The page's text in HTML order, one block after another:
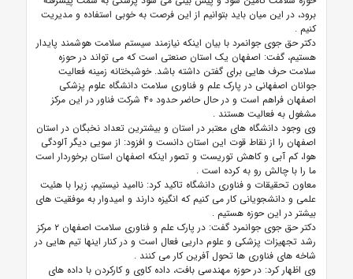
برود، در این میان باید بتوانیم از این فرصت به خوبی استفاده و مدیریت
کنیم .
دکتر حق جوی جوانمرد با بیان اینکه نیازمند سیستم سلامت هوشمند پایدار
هستیم، گفت: اصفهان یک استان صنعتی است که می تواند در حوزه
سلامت حرف هایی برای گفتن داشته باشد. خوشبختانه زمینه فعالیت
جوانان اصفهانی در پارک علم و فناوری سلامت دانشگاه علوم پزشکی
اصفهان فراهم است و در حال حاضر حدود ۴۰ شرکت فناور در این مرکز
مشغول به فعالیت هستند .
وی وجود دانشگاه های معتبر در استان و بیشترین تعداد نخبگان در استان
اصفهان را از نقاط قوت این استان دانست و افزود: از سویی دیگر آلودگی
هوا، کم آبی و کاهش توریست و تصور اینکه اصفهان استان برخوردار است
ما را با چالش رو به کرده است .
معاون تحقیقات و فناوری دانشگاه تاکید کرد: ناامید نیستیم، زیرا با هئیت
علمی و دانشجویانی کار می کنیم که انگیزه دارند و امیدوار به موفقیت های
بیشتر در این حوزه هستیم .
دکتر حق جوی جوانمرد گفت: در پارک علم و فناوری سلامت اصفهان ۲ مرکز
رشد تجهیزات پزشکی و علوم داریی فعال است و در کنار اینها تیم هایی در
شاخه های فناوری ها تحول آفرین کار می کنند .
وی اظهار کرد: در حوزه مهندسی بافت، داده کاوی و کارکردن با داده های